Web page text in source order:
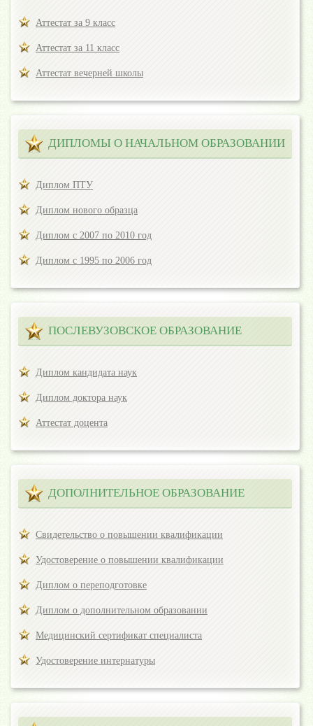
Аттестат за 9 класс
Аттестат за 11 класс
Аттестат вечерней школы
ДИПЛОМЫ О НАЧАЛЬНОМ ОБРАЗОВАНИИ
Диплом ПТУ
Диплом нового образца
Диплом с 2007 по 2010 год
Диплом с 1995 по 2006 год
ПОСЛЕВУЗОВСКОЕ ОБРАЗОВАНИЕ
Диплом кандидата наук
Диплом доктора наук
Аттестат доцента
ДОПОЛНИТЕЛЬНОЕ ОБРАЗОВАНИЕ
Свидетельство о повышении квалификации
Удостоверение о повышении квалификации
Диплом о переподготовке
Диплом о дополнительном образовании
Медицинский сертификат специалиста
Удостоверение интернатуры